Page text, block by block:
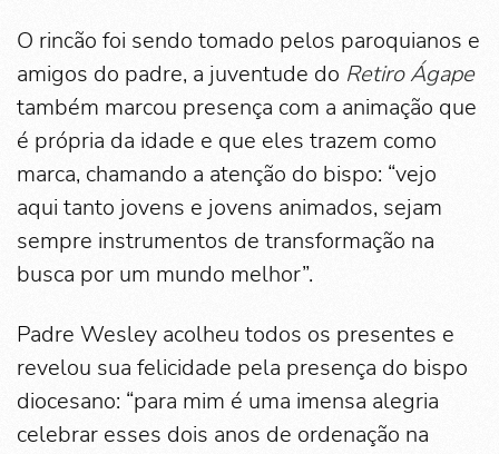
O rincão foi sendo tomado pelos paroquianos e
amigos do padre, a juventude do Retiro Ágape
também marcou presença com a animação que
é própria da idade e que eles trazem como
marca, chamando a atenção do bispo: “vejo
aqui tanto jovens e jovens animados, sejam
sempre instrumentos de transformação na
busca por um mundo melhor”.
Padre Wesley acolheu todos os presentes e
revelou sua felicidade pela presença do bispo
diocesano: “para mim é uma imensa alegria
celebrar esses dois anos de ordenação na